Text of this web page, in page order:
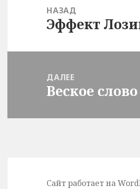
записям
НАЗАД
Предыдущая
Эффект
ДАЛЕЕ
Следующая
Веское
Сайт работает на